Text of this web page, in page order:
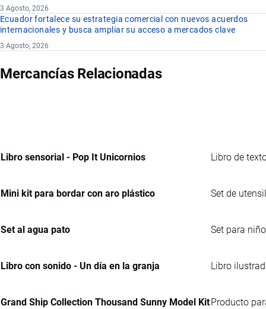
3 Agosto, 2026
Ecuador fortalece su estrategia comercial con nuevos acuerdos
internacionales y busca ampliar su acceso a mercados clave
3 Agosto, 2026
Mercancías Relacionadas
Libro sensorial - Pop It Unicornios Libro de
Mini kit para bordar con aro plástico Set de
Set al agua pato Set para
Libro con sonido - Un día en la granja Libro
Grand Ship Collection Thousand Sunny Model Kit Producto